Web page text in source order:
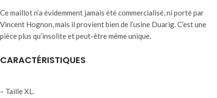
Ce maillot n’a évidemment jamais été commercialisé, ni porté par
Vincent Hognon, mais il provient bien de l’usine Duarig. C’est une
pièce plus qu’insolite et peut-être même unique.
CARACTÉRISTIQUES
– Taille XL.